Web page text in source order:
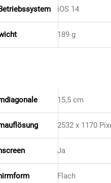
iOS 14
189 g
15,5 cm
2532 x 1170
Ja
Flach